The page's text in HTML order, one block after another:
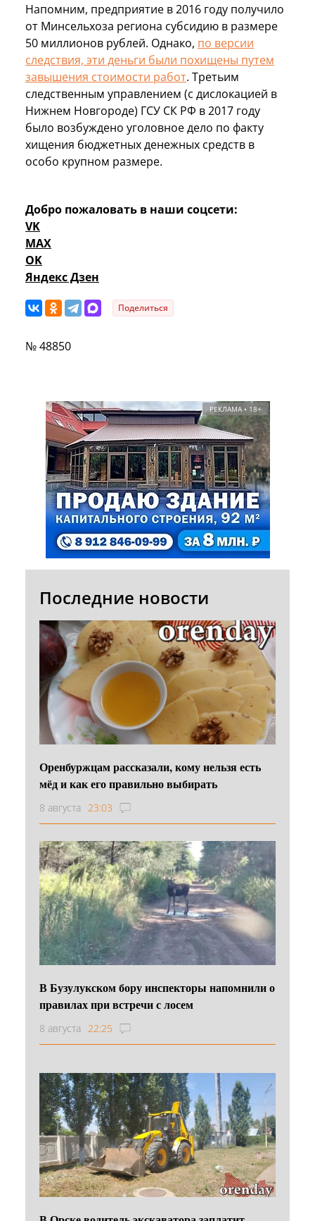
Напомним, предприятие в 2016 году получило
от Минсельхоза региона субсидию в размере
50 миллионов рублей. Однако, по версии
следствия, эти деньги были похищены путем
завышения стоимости работ. Третьим
следственным управлением (с дислокацией в
Нижнем Новгороде) ГСУ СК РФ в 2017 году
было возбуждено уголовное дело по факту
хищения бюджетных денежных средств в
особо крупном размере.
Добро пожаловать в наши соцсети:
VK
MAX
OK
Яндекс Дзен
Поделиться
№ 48850
РЕКЛАМА • 18+
Последние новости
Оренбуржцам рассказали, кому нельзя есть
мёд и как его правильно выбирать
8 августа 23:03
В Бузулукском бору инспекторы напомнили о
правилах при встречи с лосем
8 августа 22:25